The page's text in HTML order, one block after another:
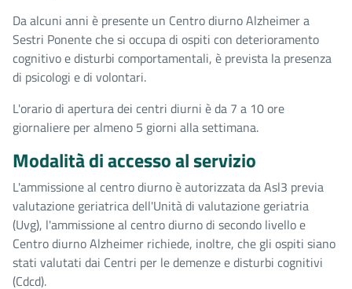
Da alcuni anni è presente un Centro diurno Alzheimer a
Sestri Ponente che si occupa di ospiti con deterioramento
cognitivo e disturbi comportamentali, è prevista la presenza
di psicologi e di volontari.
L'orario di apertura dei centri diurni è da 7 a 10 ore
giornaliere per almeno 5 giorni alla settimana.
Modalità di accesso al servizio
L'ammissione al centro diurno è autorizzata da Asl3 previa
valutazione geriatrica dell'Unità di valutazione geriatria
(Uvg), l'ammissione al centro diurno di secondo livello e
Centro diurno Alzheimer richiede, inoltre, che gli ospiti siano
stati valutati dai Centri per le demenze e disturbi cognitivi
(Cdcd).